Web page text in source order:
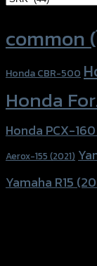
common
Honda CBR-500
Honda
Honda PCX-
Aerox-155 (2021)
Yamaha R15